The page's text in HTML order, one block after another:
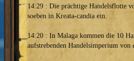
14:29 : Die prächtige Handelsflotte
soeben in Kreata-candia ein.
14:20 : In Malaga kommen die 10
aufstrebenden Handelsimperium von